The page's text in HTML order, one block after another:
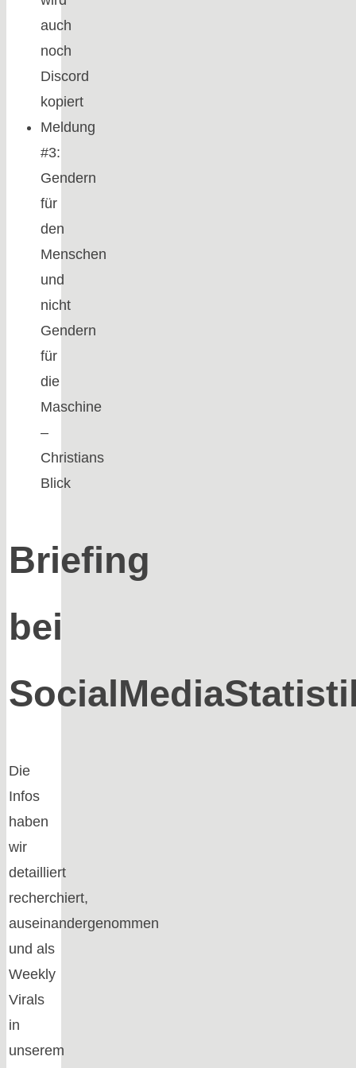
auch
noch
Discord
kopiert
Meldung
#3:
Gendern
für
den
Menschen
und
nicht
Gendern
für
die
Maschine
–
Christians
Blick
Briefing
bei
Die
Infos
haben
wir
detailliert
recherchiert,
auseinandergenommen
und als
Weekly
Virals
in
unserem